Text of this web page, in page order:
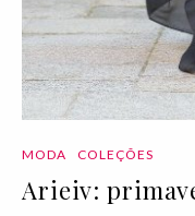
MODA COLEÇÕES
Arieiv: